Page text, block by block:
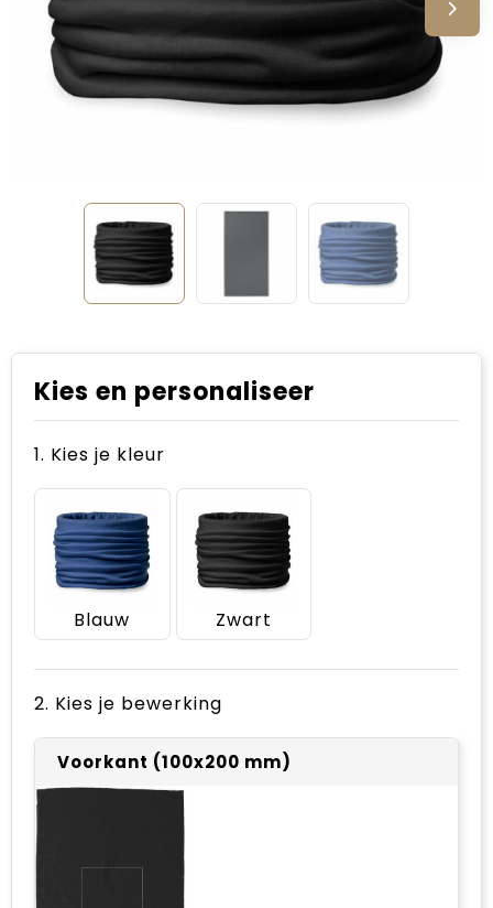
Voor de bouw
Zomergeschenken
Kies en personaliseer
1. Kies je kleur
Blauw Zwart
2. Kies je bewerking
Voorkant (100x200 mm)